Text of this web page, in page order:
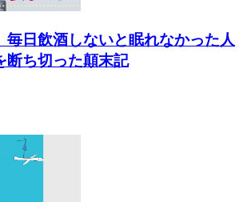
毎日飲酒しないと眠れなかった人
断ち切った顛末記